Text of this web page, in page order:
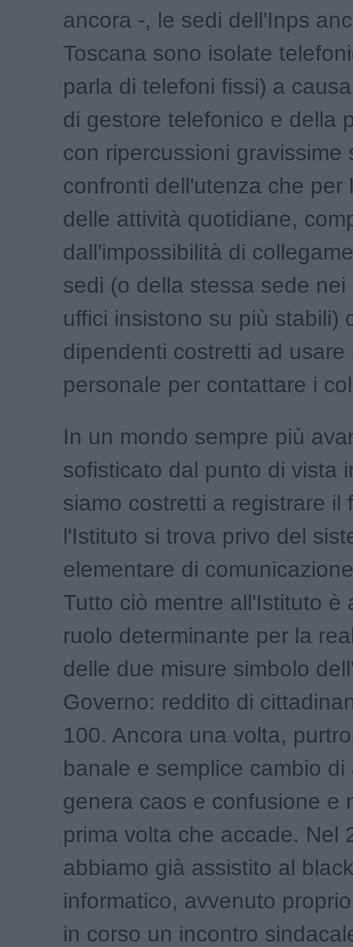
ancora -, le sedi dell'Inps
Toscana sono isolate
parla di telefoni fissi) a
di gestore telefonico e della
con ripercussioni gravissime
confronti dell'utenza che per
delle attività quotidiane,
dall'impossibilità di
sedi (o della stessa sede nei
uffici insistono su più stabili)
dipendenti costretti ad usare
personale per contattare i
In un mondo sempre più
sofisticato dal punto di vista
siamo costretti a registrare il
l'Istituto si trova privo del
elementare di
Tutto ciò mentre all'Istituto è
ruolo determinante per la
delle due misure simbolo
Governo: reddito di
100. Ancora una volta,
banale e semplice cambio di
genera caos e confusione e
prima volta che accade. Nel
abbiamo già assistito al
informatico, avvenuto
in corso un incontro